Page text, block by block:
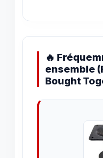
🔥
ensemble
Bought